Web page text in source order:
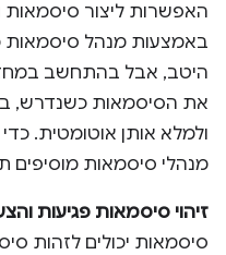
האפשרות ליצור סיסמאות
באמצעות מנהל
היטב, אבל בהתחשב
את הסיסמאות כשנדרש,
ולמלא אותן אוטומטית.
מנהלי סיסמאות מוסיפים
זיהוי סיסמאות פגיעות
סיסמאות יכולים לזהות